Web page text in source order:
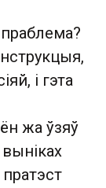
і гэта
жа ўзяў